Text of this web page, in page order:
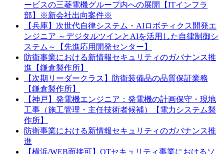
ービスの三菱電機グループ内への展開【ITインフラ
部】※新会社出向案件※
【兵庫】次世代自律システム・AIロボティクス開発エ
ンジニア ～デジタルツインとAIを活用した自律制御シ
ステム～【先進応用開発センター】
防衛事業における新情報セキュリティのガバナンス推
進【鎌倉製作所】
【次期リーダークラス】防衛装備品の品質保証業務
【鎌倉製作所】
【神戸】発電機エンジニア：発電機の計画保守・現地
工事（施工管理・主任技術者候補）【電力システム製
作所】
防衛事業における新情報セキュリティのガバナンス推
進
【横浜/WEB面接可】OTセキュリティ事業におけるソ